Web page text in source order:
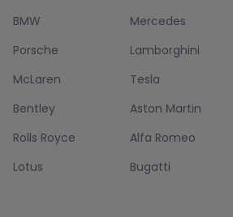
BMW Mercedes
Porsche
Lamborghini
McLaren
Tesla
Bentley
Aston Martin
Rolls Royce
Alfa Romeo
Lotus
Bugatti